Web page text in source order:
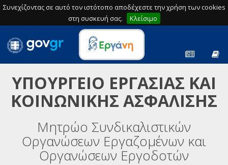
Συνεχίζοντας σε αυτό τον ιστότοπο αποδέχεστε την χρήση των cookies
στη συσκευή σας.
Κλείσιμο
ΥΠΟΥΡΓΕΙΟ ΕΡΓΑΣΙΑΣ ΚΑΙ
ΚΟΙΝΩΝΙΚΗΣ ΑΣΦΑΛΙΣΗΣ
Μητρώο Συνδικαλιστικών
Οργανώσεων Εργαζομένων και
Οργανώσεων Εργοδοτών